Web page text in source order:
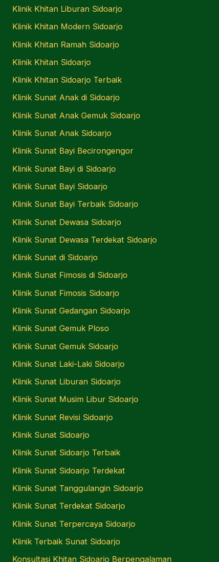
Klinik Khitan Liburan Sidoarjo
Klinik Khitan Modern Sidoarjo
Klinik Khitan Ramah Sidoarjo
Klinik Khitan Sidoarjo
Klinik Khitan Sidoarjo Terbaik
Klinik Sunat Anak di Sidoarjo
Klinik Sunat Anak Gemuk Sidoarjo
Klinik Sunat Anak Sidoarjo
Klinik Sunat Bayi Becirongengor
Klinik Sunat Bayi di Sidoarjo
Klinik Sunat Bayi Sidoarjo
Klinik Sunat Bayi Terbaik Sidoarjo
Klinik Sunat Dewasa Sidoarjo
Klinik Sunat Dewasa Terdekat Sidoarjo
Klinik Sunat di Sidoarjo
Klinik Sunat Fimosis di Sidoarjo
Klinik Sunat Fimosis Sidoarjo
Klinik Sunat Gedangan Sidoarjo
Klinik Sunat Gemuk Ploso
Klinik Sunat Gemuk Sidoarjo
Klinik Sunat Laki-Laki Sidoarjo
Klinik Sunat Liburan Sidoarjo
Klinik Sunat Musim Libur Sidoarjo
Klinik Sunat Revisi Sidoarjo
Klinik Sunat Sidoarjo
Klinik Sunat Sidoarjo Terbaik
Klinik Sunat Sidoarjo Terdekat
Klinik Sunat Tanggulangin Sidoarjo
Klinik Sunat Terdekat Sidoarjo
Klinik Sunat Terpercaya Sidoarjo
Klinik Terbaik Sunat Sidoarjo
Konsultasi Khitan Sidoarjo Berpengalaman